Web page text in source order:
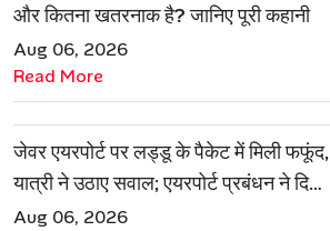
और कितना खतरनाक है? जानिए पूरी कहानी
Aug 06, 2026
Read More
जेवर एयरपोर्ट पर लड्डू के पैकेट में मिली फफूंद,
यात्री ने उठाए सवाल; एयरपोर्ट प्रबंधन ने दिया
जवाब
Aug 06, 2026